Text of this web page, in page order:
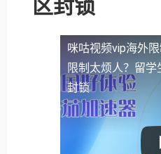
区封锁
咪咕视频vip海外限
限制太烦人？留
封锁